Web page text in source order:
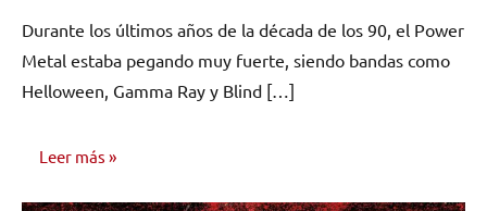
comentarios
Durante los últimos años de la década de los 90, el Power
Metal estaba pegando muy fuerte, siendo bandas como
Helloween, Gamma Ray y Blind […]
Leer más